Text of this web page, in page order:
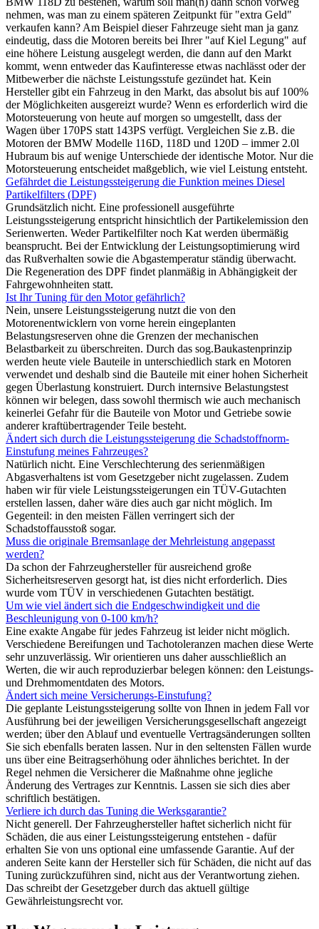
nehmen, was man zu einem späteren Zeitpunkt für "extra Geld"
verkaufen kann? Am Beispiel dieser Fahrzeuge sieht man ja ganz
eindeutig, dass die Motoren bereits bei Ihrer "auf Kiel Legung" auf
eine höhere Leistung ausgelegt werden, die dann auf den Markt
kommt, wenn entweder das Kaufinteresse etwas nachlässt oder der
Mitbewerber die nächste Leistungsstufe gezündet hat. Kein
Hersteller gibt ein Fahrzeug in den Markt, das absolut bis auf 100%
der Möglichkeiten ausgereizt wurde? Wenn es erforderlich wird die
Motorsteuerung von heute auf morgen so umgestellt, dass der
Wagen über 170PS statt 143PS verfügt. Vergleichen Sie z.B. die
Motoren der BMW Modelle 116D, 118D und 120D – immer 2.0l
Hubraum bis auf wenige Unterschiede der identische Motor. Nur die
Motorsteuerung entscheidet maßgeblich, wie viel Leistung entsteht.
Gefährdet die Leistungssteigerung die Funktion meines Diesel
Partikelfilters (DPF)
Grundsätzlich nicht. Eine professionell ausgeführte
Leistungssteigerung entspricht hinsichtlich der Partikelemission den
Serienwerten. Weder Partikelfilter noch Kat werden übermäßig
beansprucht. Bei der Entwicklung der Leistungsoptimierung wird
das Rußverhalten sowie die Abgastemperatur ständig überwacht.
Die Regeneration des DPF findet planmäßig in Abhängigkeit der
Fahrgewohnheiten statt.
Ist Ihr Tuning für den Motor gefährlich?
Nein, unsere Leistungssteigerung nutzt die von den
Motorenentwicklern von vorne herein eingeplanten
Belastungsreserven ohne die Grenzen der mechanischen
Belastbarkeit zu überschreiten. Durch das sog.Baukastenprinzip
werden heute viele Bauteile in unterschiedlich stark en Motoren
verwendet und deshalb sind die Bauteile mit einer hohen Sicherheit
gegen Überlastung konstruiert. Durch internsive Belastungstest
können wir belegen, dass sowohl thermisch wie auch mechanisch
keinerlei Gefahr für die Bauteile von Motor und Getriebe sowie
anderer kraftübertragender Teile besteht.
Ändert sich durch die Leistungssteigerung die Schadstoffnorm-
Einstufung meines Fahrzeuges?
Natürlich nicht. Eine Verschlechterung des serienmäßigen
Abgasverhaltens ist vom Gesetzgeber nicht zugelassen. Zudem
haben wir für viele Leistungssteigerungen ein TÜV-Gutachten
erstellen lassen, daher wäre dies auch gar nicht möglich. Im
Gegenteil: in den meisten Fällen verringert sich der
Schadstoffausstoß sogar.
Muss die originale Bremsanlage der Mehrleistung angepasst
werden?
Da schon der Fahrzeughersteller für ausreichend große
Sicherheitsreserven gesorgt hat, ist dies nicht erforderlich. Dies
wurde vom TÜV in verschiedenen Gutachten bestätigt.
Um wie viel ändert sich die Endgeschwindigkeit und die
Beschleunigung von 0-100 km/h?
Eine exakte Angabe für jedes Fahrzeug ist leider nicht möglich.
Verschiedene Bereifungen und Tachotoleranzen machen diese Werte
sehr unzuverlässig. Wir orientieren uns daher ausschließlich an
Werten, die wir auch reproduzierbar belegen können: den Leistungs-
und Drehmomentdaten des Motors.
Ändert sich meine Versicherungs-Einstufung?
Die geplante Leistungssteigerung sollte von Ihnen in jedem Fall vor
Ausführung bei der jeweiligen Versicherungsgesellschaft angezeigt
werden; über den Ablauf und eventuelle Vertragsänderungen sollten
Sie sich ebenfalls beraten lassen. Nur in den seltensten Fällen wurde
uns über eine Beitragserhöhung oder ähnliches berichtet. In der
Regel nehmen die Versicherer die Maßnahme ohne jegliche
Änderung des Vertrages zur Kenntnis. Lassen sie sich dies aber
schriftlich bestätigen.
Verliere ich durch das Tuning die Werksgarantie?
Nicht generell. Der Fahrzeughersteller haftet sicherlich nicht für
Schäden, die aus einer Leistungssteigerung entstehen - dafür
erhalten Sie von uns optional eine umfassende Garantie. Auf der
anderen Seite kann der Hersteller sich für Schäden, die nicht auf das
Tuning zurückzuführen sind, nicht aus der Verantwortung ziehen.
Das schreibt der Gesetzgeber durch das aktuell gültige
Gewährleistungsrecht vor.